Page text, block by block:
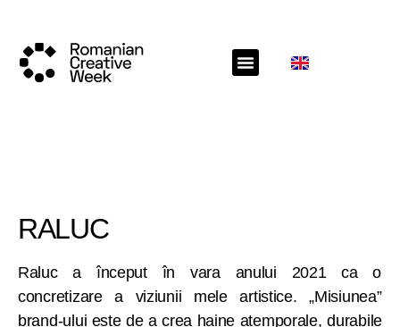
RALUC
Raluc a început în vara anului 2021 ca o
concretizare a viziunii mele artistice. „Misiunea”
brand-ului este de a crea haine atemporale, durabile